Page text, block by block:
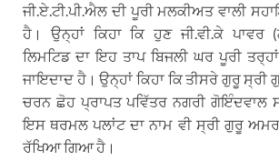
ਜੀ.ਏ.ਟੀ.ਪੀ.ਐਲ ਦੀ ਪੂਰੀ ਮਲਕੀਅਤ ਵਾਲੀ
ਹੈ। ਉਨ੍ਹਾਂ ਕਿਹਾ ਕਿ ਹੁਣ ਜੀ.ਵੀ.ਕੇ ਪਾਵਰ
ਲਿਮਟਿਡ ਦਾ ਇਹ ਤਾਪ ਬਿਜਲੀ ਘਰ ਪੂਰੀ
ਜਾਇਦਾਦ ਹੈ। ਉਨ੍ਹਾਂ ਕਿਹਾ ਕਿ ਤੀਸਰੇ ਗੁਰੂ ਸ੍ਰੀ
ਚਰਨ ਛੋਹ ਪ੍ਰਾਪਤ ਪਵਿੱਤਰ ਨਗਰੀ ਗੋਇੰਦਵਾਲ
ਇਸ ਥਰਮਲ ਪਲਾਂਟ ਦਾ ਨਾਮ ਵੀ ਸ੍ਰੀ ਗੁਰੂ
ਰੱਖਿਆ ਗਿਆ ਹੈ।